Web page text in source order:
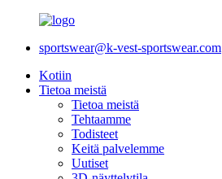
sportswear@k-vest-sportswear.com
Kotiin
Tietoa meistä
Tietoa meistä
Tehtaamme
Todisteet
Keitä palvelemme
Uutiset